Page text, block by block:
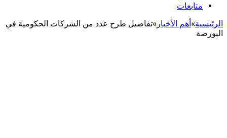
متابعات
الرئيسية»أهم اﻷخبار »تفاصيل طرح عدد من الشركات الحكومية في
البورصة